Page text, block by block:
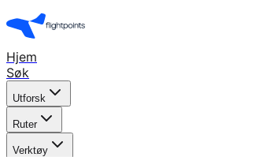
Hjem
Søk
Utforsk
Ruter
Verktøy